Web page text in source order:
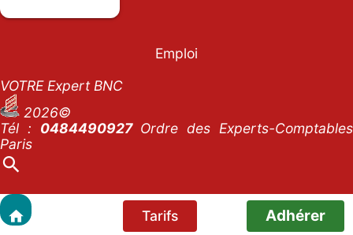
Emploi
VOTRE Expert BNC
2026©
Tél : 0484490927Ordre des Experts-Comptables
Paris
Tarifs Adhérer